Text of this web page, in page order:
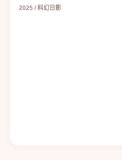
2025 / 科幻日影